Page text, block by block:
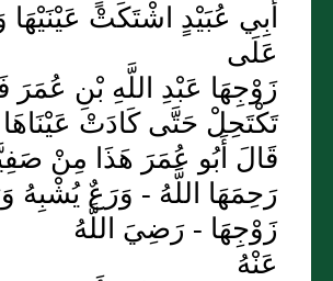
أَبِي عُبَيْدٍ اشْتَكَتْ
عَلَى
زَوْجِهَا عَبْدِ اللَّهِ بْنِ عُمَرَ
تَكْتَحِلْ حَتَّى كَادَتْ
قَالَ أَبُو عُمَرَ هَذَا مِنْ
رَحِمَهَا اللَّهُ - وَرَعٌ يُشْبِهُ
زَوْجِهَا - رَضِيَ اللَّهُ
عَنْهُ